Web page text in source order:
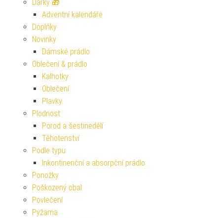
Dárky 🎁
Adventní kalendáře
Doplňky
Novinky
Dámské prádlo
Oblečení & prádlo
Kalhotky
Oblečení
Plavky
Plodnost
Porod a šestinedělí
Těhotenství
Podle typu
Inkontinenční a absorpční prádlo
Ponožky
Poškozený obal
Povlečení
Pyžama